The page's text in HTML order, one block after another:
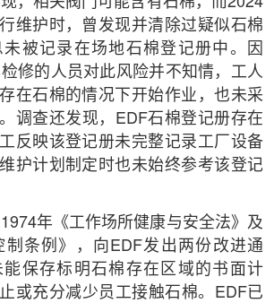
维护时，曾发现并清除过疑似石棉
被记录在场地石棉登记册中。因
修的人员对此风险并不知情，工人
在石棉的情况下开始作业，也未采
调查还发现，EDF石棉登记册存在
反映该登记册未完整记录工厂设备
护计划制定时也未始终参考该登记
年《工作场所健康与安全法》及
制条例》，向EDF发出两份改进通
保存标明石棉存在区域的书面计
或充分减少员工接触石棉。EDF已